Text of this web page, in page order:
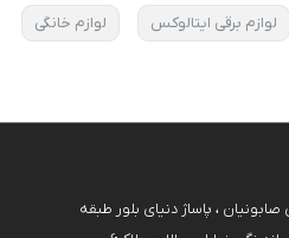
لوازم برقی ایتالوکس لوازم خانگی
، پاساژ دنیای بلور طبقه